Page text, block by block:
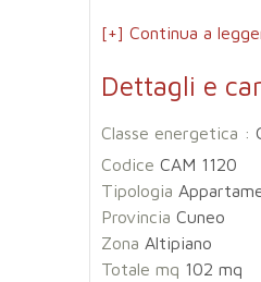
[+] Continua a
Dettagli e
Classe energetica :
Codice CAM 1120
Tipologia
Provincia Cuneo
Zona Altipiano
Totale mq 102 mq